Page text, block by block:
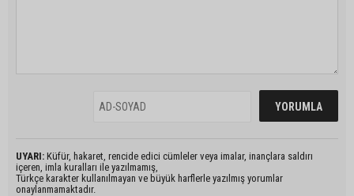
UYARI: Küfür, hakaret, rencide edici cümleler veya imalar, inançlara saldırı
içeren, imla kuralları ile yazılmamış,
Türkçe karakter kullanılmayan ve büyük harflerle yazılmış yorumlar
onaylanmamaktadır.